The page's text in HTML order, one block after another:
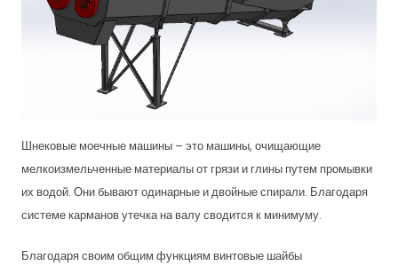
Шнековые моечные машины – это машины, очищающие
мелкоизмельченные материалы от грязи и глины путем промывки
их водой. Они бывают одинарные и двойные спирали. Благодаря
системе карманов утечка на валу сводится к минимуму.
Благодаря своим общим функциям винтовые шайбы